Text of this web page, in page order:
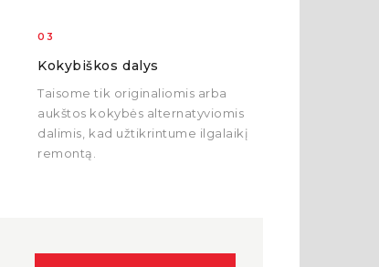
03
Kokybiškos dalys
Taisome tik originaliomis arba
aukštos kokybės alternatyviomis
dalimis, kad užtikrintume ilgalaikį
remontą.